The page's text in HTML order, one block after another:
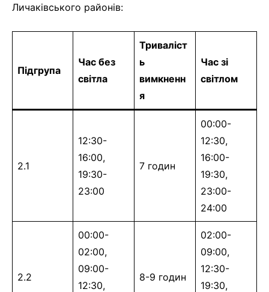
Личаківського районів:
Підгрупа
Час без
світла
Триваліст
ь
вимкненн
я
Час зі
світлом
2.1
12:30-
16:00,
19:30-
23:00
7 годин
00:00-
12:30,
16:00-
19:30,
23:00-
24:00
2.2
00:00-
02:00,
09:00-
12:30,
8-9 годин
02:00-
09:00,
12:30-
19:30,